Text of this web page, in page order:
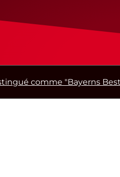
comme "Bayerns